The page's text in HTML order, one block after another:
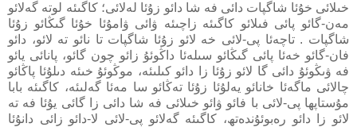
خىلائى خۇئا شاگپات دائى فە شا دائو زۇئا لەلائى؛ كاگىئە لوتە گەلائو
مەن-گائو پائى فىلائو كاگىئە زاچىئە ۋائى ۋامۇئا خۇئا گىڭائو زۇئا
شاگپات . تاچەئا پى-لائى خە لائو زۇئا شاگپات تا نائو تە لائو، دائو
فان-گائو خەئا پائى گىڭائو سىلەئا داڭوئۇ زائو چون گائو، پانائى يائو
فە ۋىڭوئۇ دائى گا لائو زۇئا زا دائو كىلىئە، موڭوئۇ خىئە دىلۇئا پاڭائو
چالائى ماگەئا خانائو يەلۇئا زۇئا تەڭائو سا مەئا گەلىئە، كاگىئە بابا
مۇستاپھا پى-لائى با فائو ۋائو خىلائى فە شا دائى زا گائى يۇئا فە تە
لائو زا دائو رەبوئۇندەتھ، كاگىئە گەلائو پى-لائى لا-دائو زائى دانۇئا